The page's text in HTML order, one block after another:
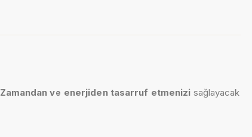
Zamandan ve enerjiden tasarruf etmenizi sağlayacak